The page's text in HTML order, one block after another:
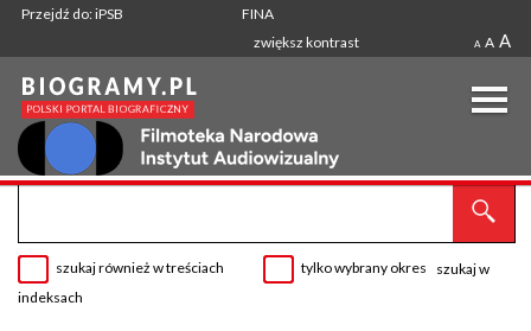
Przejdź do: iPSB
FINA
zwiększ kontrast
A A A
szukaj również w treściach tylko wybrany okres
szukaj w
indeksach